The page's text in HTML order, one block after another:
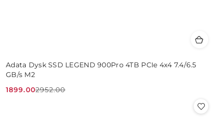
Adata Dysk SSD LEGEND 900Pro 4TB PCIe 4x4 7.4/6.5
GB/s M2
Cena
1899.00
Cena
2952.00